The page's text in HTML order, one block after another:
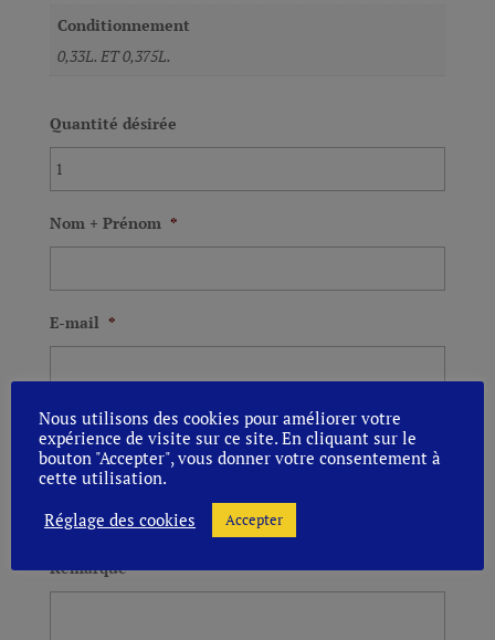
Conditionnement
0,33L. ET 0,375L.
Quantité désirée
Nom + Prénom *
E-mail *
Numéro de téléphone
Uniquement des chiffres
Remarque
Nous utilisons des cookies pour améliorer votre
expérience de visite sur ce site. En cliquant sur le
bouton "Accepter", vous donner votre consentement à
cette utilisation.
Réglage des cookies
Accepter